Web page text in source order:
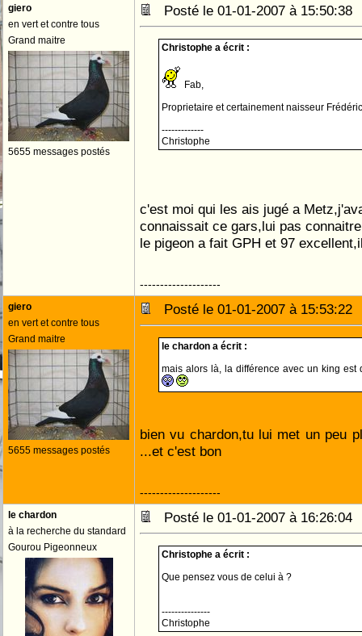
giero
en vert et contre tous
Grand maitre
5655 messages postés
Posté le 01-01-2007 à
Christophe a écrit :
Fab,
Proprietaire et certainement naisseur
-------------
Christophe
c'est moi qui les ais jugé a
connaissait ce gars,lui pas connaitre
le pigeon a fait GPH et 97
--------------------
giero
en vert et contre tous
Grand maitre
5655 messages postés
Posté le 01-01-2007 à
le chardon a écrit :
mais alors là, la différence avec un king est
bien vu chardon,tu lui met un peu
...et c'est bon
--------------------
le chardon
à la recherche du standard
Gourou Pigeonneux
Posté le 01-01-2007 à
Christophe a écrit :
Que pensez vous de celui à ?
---------------
Christophe